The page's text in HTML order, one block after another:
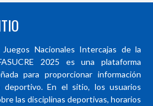
Nacionales Intercajas de la
2025 es una plataforma
para proporcionar información
En el sitio, los usuarios
las disciplinas deportivas, horarios